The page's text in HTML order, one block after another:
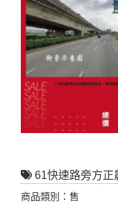
61快速路旁方正
商品類別：售